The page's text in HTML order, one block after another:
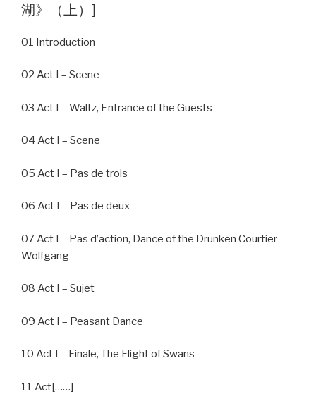
湖》（上）]
01 Introduction
02 Act I – Scene
03 Act I – Waltz, Entrance of the Guests
04 Act I – Scene
05 Act I – Pas de trois
06 Act I – Pas de deux
07 Act I – Pas d’action, Dance of the Drunken Courtier
Wolfgang
08 Act I – Sujet
09 Act I – Peasant Dance
10 Act I – Finale, The Flight of Swans
11 Act[……]